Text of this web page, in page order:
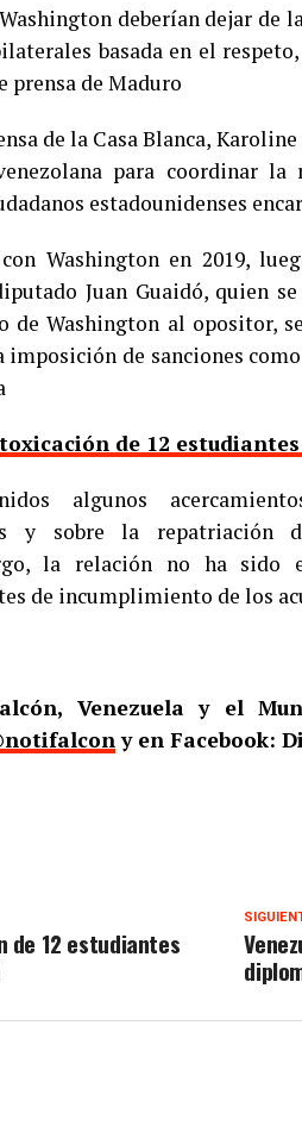
deberían dejar de
basada en el
prensa de Maduro
de la Casa Blanca,
para coordinar
estadounidenses
Washington en 2019,
Juan Guaidó, quien
de Washington al opositor,
imposición de sanciones
de 12
algunos
y sobre la repatriación
la relación no ha
de incumplimiento de los
Venezuela y el
y en Facebook:
de 12 estudiantes